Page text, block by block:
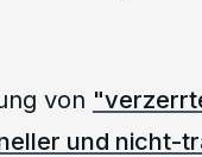
von
und nicht-